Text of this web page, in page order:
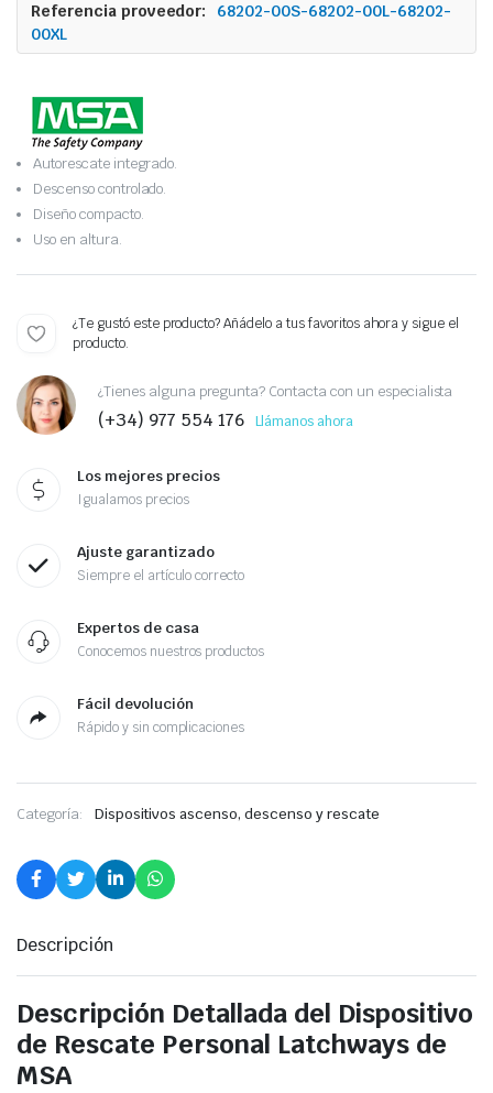
Referencia proveedor:
68202-00S-68202-00L-68202-
00XL
Autorescate integrado.
Descenso controlado.
Diseño compacto.
Uso en altura.
¿Te gustó este producto? Añádelo a tus favoritos ahora y sigue el
producto.
¿Tienes alguna pregunta? Contacta con un especialista
(+34) 977 554 176 Llámanos ahora
Los mejores precios
Igualamos precios
Ajuste garantizado
Siempre el artículo correcto
Expertos de casa
Conocemos nuestros productos
Fácil devolución
Rápido y sin complicaciones
Categoría: Dispositivos ascenso, descenso y rescate
Descripción
Descripción Detallada del Dispositivo
de Rescate Personal Latchways de
MSA